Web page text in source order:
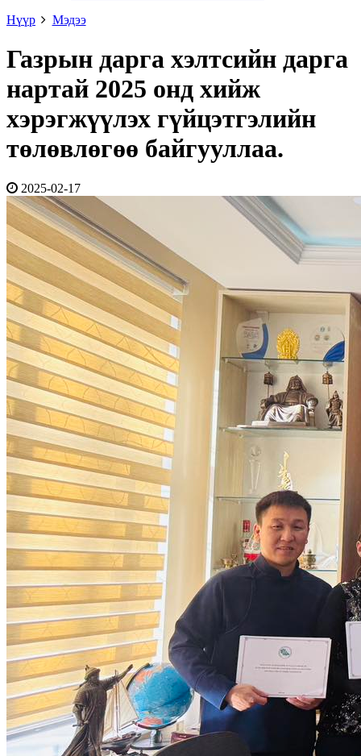
Нүүр
Мэдээ
Газрын дарга хэлтсийн дарга
нартай 2025 онд хийж
хэрэгжүүлэх гүйцэтгэлийн
төлөвлөгөө байгууллаа.
2025-02-17